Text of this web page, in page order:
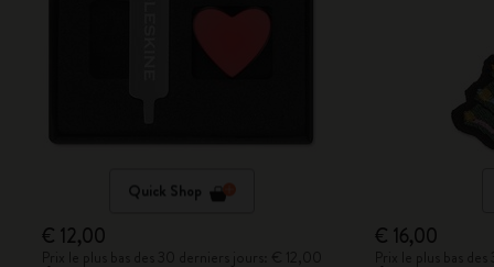
Quick Shop
€ 12,00 € 16,00